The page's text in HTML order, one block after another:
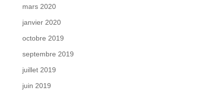
mars 2020
janvier 2020
octobre 2019
septembre 2019
juillet 2019
juin 2019